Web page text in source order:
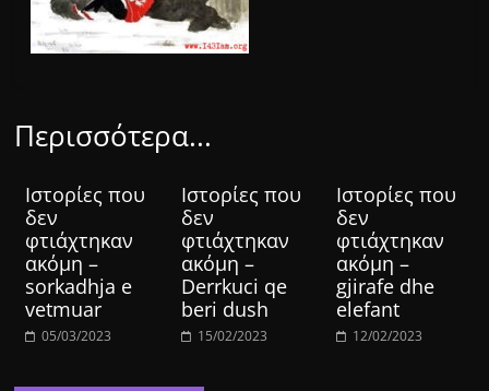
Περισσότερα...
Ιστορίες που
δεν
φτιάχτηκαν
ακόμη –
sorkadhja e
vetmuar
05/03/2023
Ιστορίες που
δεν
φτιάχτηκαν
ακόμη –
Derrkuci qe
beri dush
15/02/2023
Ιστορίες που
δεν
φτιάχτηκαν
ακόμη –
gjirafe dhe
elefant
12/02/2023